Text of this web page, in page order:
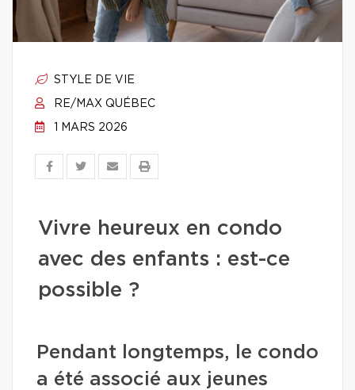
STYLE DE VIE
RE/MAX QUÉBEC
1 MARS 2026
Vivre heureux en condo
avec des enfants : est-ce
possible ?
Pendant longtemps, le condo
a été associé aux jeunes